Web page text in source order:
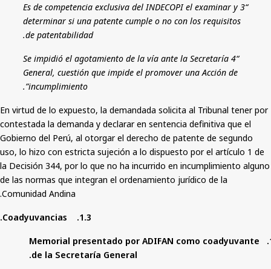
“3 Es de competencia exclusiva del INDECOPI el examinar y
determinar si una patente cumple o no con los requisitos
de patentabilidad.
“4 Se impidió el agotamiento de la vía ante la Secretaría
General, cuestión que impide el promover una Acción de
incumplimiento”.
En virtud de lo expuesto, la demandada solicita al Tribunal tener por
contestada la demanda y declarar en sentencia definitiva que el
Gobierno del Perú, al otorgar el derecho de patente de segundo
uso, lo hizo con estricta sujeción a lo dispuesto por el artículo 1 de
la Decisión 344, por lo que no ha incurrido en incumplimiento alguno
de las normas que integran el ordenamiento jurídico de la
Comunidad Andina.
1.3. Coadyuvancias.
1.3.1. Memorial presentado por ADIFAN como coadyuvante
de la Secretaría General.